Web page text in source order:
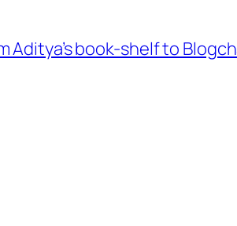
Aditya’s book-shelf to